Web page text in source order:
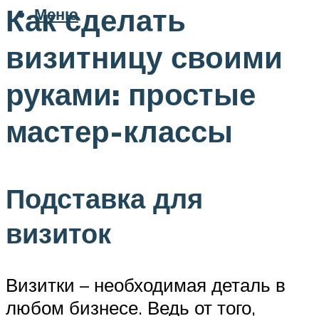
Меню
Как сделать
визитницу своими
руками: простые
мастер-классы
Подставка для
визиток
Визитки – необходимая деталь в
любом бизнесе. Ведь от того,